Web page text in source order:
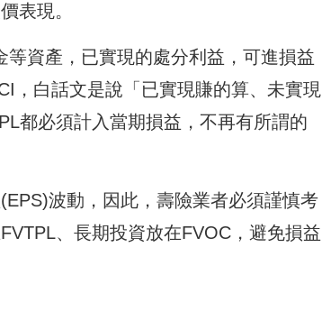
表現。
資產，已實現的處分利益，可進損益
，白話文是說「已實現賺的算、未實現
都必須計入當期損益，不再有所謂的
波動，因此，壽險業者必須謹慎考
、長期投資放在FVOC，避免損益